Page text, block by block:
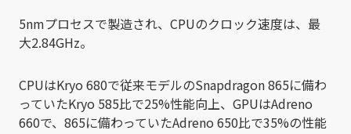
5nmプロセスで製造され、CPUのクロック速度は、最
大2.84GHz。
CPUはKryo 680で従来モデルのSnapdragon 865に備わ
っていたKryo 585比で25%性能向上、GPUはAdreno
660で、865に備わっていたAdreno 650比で35%の性能